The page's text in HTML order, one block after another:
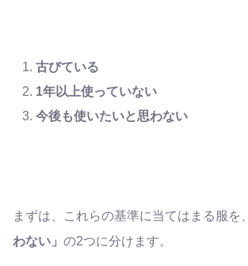
古びている
1年以上使っていない
今後も使いたいと思わない
まずは、これらの基準に当てはまる服を、
わない」 の2つに分けます。